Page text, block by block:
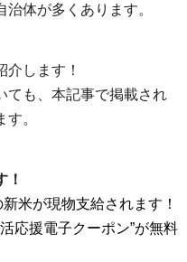
体が多くあります。
します！
ても、本記事で掲載され
。
！
米が現物支給されます！
応援電子クーポン”が無料